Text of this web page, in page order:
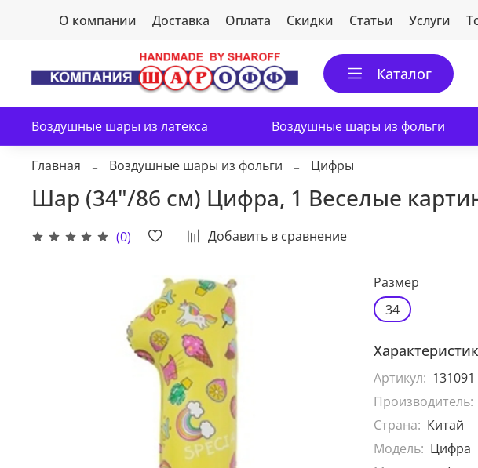
О компании Доставка Оплата Скидки Статьи Услуги
Каталог
Воздушные шары из латекса Воздушные шары из фольги
Главная Воздушные шары из фольги Цифры
Шар (34"/86 см) Цифра, 1 Веселые
(0) Добавить в сравнение
Размер
34
Артикул: 131091
Производитель:
Страна: Китай
Модель: Цифра